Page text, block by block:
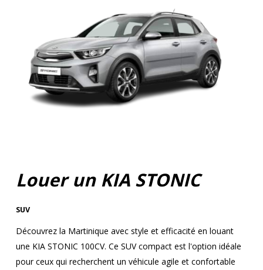
Louer un KIA STONIC
SUV
Découvrez la Martinique avec style et efficacité en louant
une KIA STONIC 100CV. Ce SUV compact est l'option idéale
pour ceux qui recherchent un véhicule agile et confortable